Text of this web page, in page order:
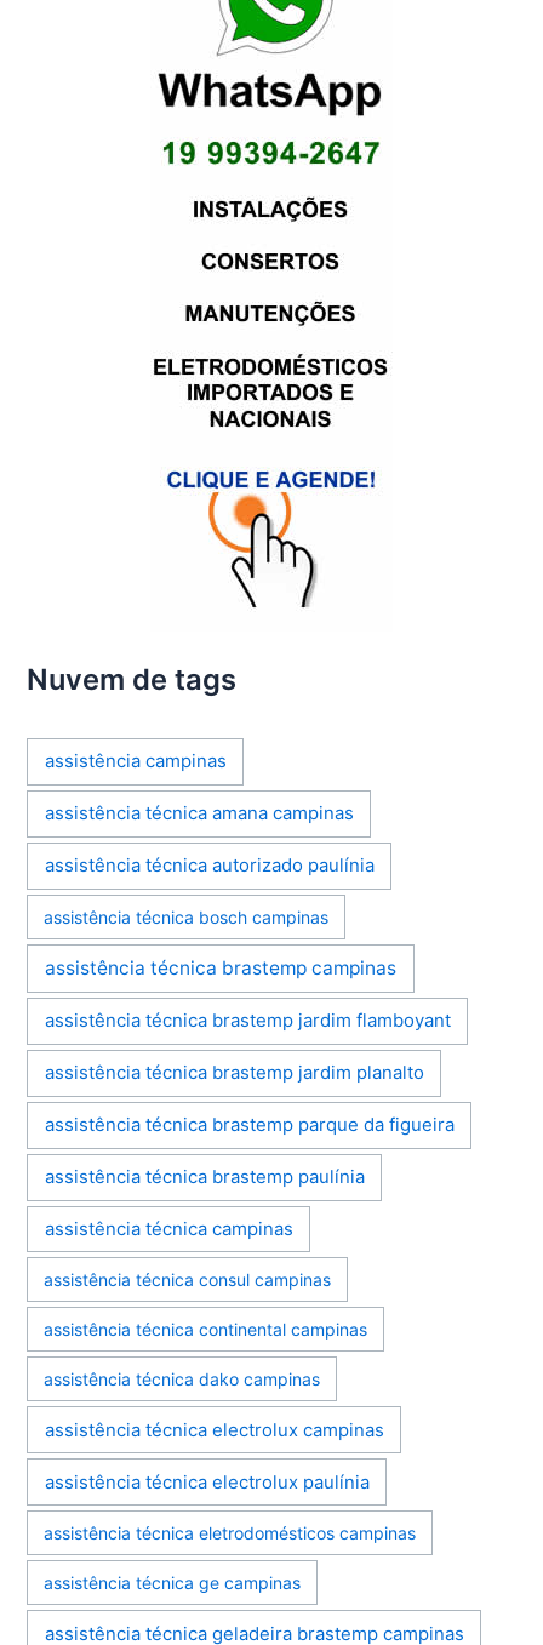
Nuvem de tags
assistência campinas
assistência técnica amana campinas
assistência técnica autorizado paulínia
assistência técnica bosch campinas
assistência técnica brastemp campinas
assistência técnica brastemp jardim flamboyant
assistência técnica brastemp jardim planalto
assistência técnica brastemp parque da figueira
assistência técnica brastemp paulínia
assistência técnica campinas
assistência técnica consul campinas
assistência técnica continental campinas
assistência técnica dako campinas
assistência técnica electrolux campinas
assistência técnica electrolux paulínia
assistência técnica eletrodomésticos campinas
assistência técnica ge campinas
assistência técnica geladeira brastemp campinas